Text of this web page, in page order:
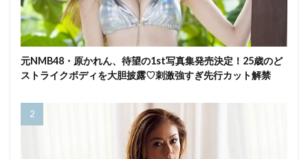
元NMB48・原かれん、待望の1st写真集発売決定！25歳のど
ストライクボディを大胆披露♡刺激強すぎ先行カット解禁